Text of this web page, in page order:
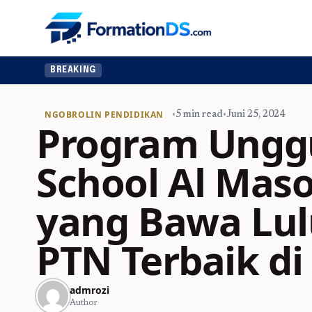
BREAKING
NGOBROLIN PENDIDIKAN •5 min read•Juni 25, 2024
Program
School Al
yang Bawa
PTN Terbaik
admrozi
Author